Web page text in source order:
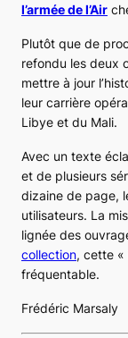
l’armée de l’Air
Plutôt que de
refondu les deux
mettre à jour
leur carrière
Libye et du Mali.
Avec un texte
et de plusieurs
dizaine de page,
utilisateurs. La
lignée des
collection, cette «
fréquentable.
Frédéric Marsaly